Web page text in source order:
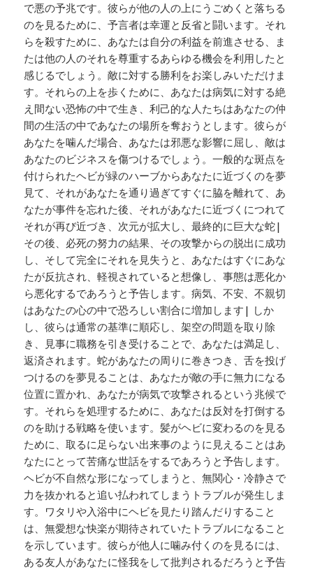
で悪の予兆です。彼らが他の人の上にうごめくと落ちる
のを見るために、予言者は幸運と反省と闘います。それ
らを殺すために、あなたは自分の利益を前進させる、ま
たは他の人のそれを尊重するあらゆる機会を利用したと
感じるでしょう。敵に対する勝利をお楽しみいただけま
す。それらの上を歩くために、あなたは病気に対する絶
え間ない恐怖の中で生き、利己的な人たちはあなたの仲
間の生活の中であなたの場所を奪おうとします。彼らが
あなたを噛んだ場合、あなたは邪悪な影響に屈し、敵は
あなたのビジネスを傷つけるでしょう。一般的な斑点を
付けられたヘビが緑のハーブからあなたに近づくのを夢
見て、それがあなたを通り過ぎてすぐに脇を離れて、あ
なたが事件を忘れた後、それがあなたに近づくにつれて
それが再び近づき、次元が拡大し、最終的に巨大な蛇|
その後、必死の努力の結果、その攻撃からの脱出に成功
し、そして完全にそれを見失うと、あなたはすぐにあな
たが反抗され、軽視されていると想像し、事態は悪化か
ら悪化するであろうと予告します。病気、不安、不親切
はあなたの心の中で恐ろしい割合に増加します| しか
し、彼らは通常の基準に順応し、架空の問題を取り除
き、見事に職務を引き受けることで、あなたは満足し、
返済されます。蛇があなたの周りに巻きつき、舌を投げ
つけるのを夢見ることは、あなたが敵の手に無力になる
位置に置かれ、あなたが病気で攻撃されるという兆候で
す。それらを処理するために、あなたは反対を打倒する
のを助ける戦略を使います。髪がヘビに変わるのを見る
ために、取るに足らない出来事のように見えることはあ
なたにとって苦痛な世話をするであろうと予告します。
ヘビが不自然な形になってしまうと、無関心・冷静さで
力を抜かれると追い払われてしまうトラブルが発生しま
す。ワタリや入浴中にヘビを見たり踏んだりすること
は、無愛想な快楽が期待されていたトラブルになること
を示しています。彼らが他人に噛み付くのを見るには、
ある友人があなたに怪我をして批判されるだろうと予告